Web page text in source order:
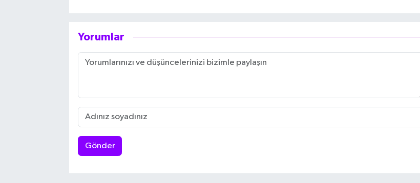
Yorumlar
Gönder